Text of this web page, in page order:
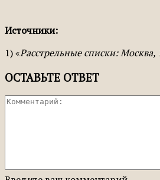
Источники:
1) «Расстрельные списки:
ОСТАВЬТЕ ОТВЕТ